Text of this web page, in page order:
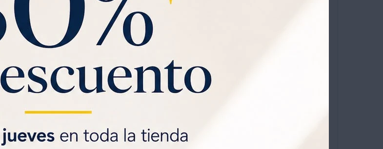
Marca: Tp-Link
Modelo: Mercusys Mc510
Tipo: Cámara Wifi
Sensor De Imagen: 1/3“
Rango De Visualización: 87° (Diagonal), 74° (Horizontal), 40° (Vertical)
Saca gratis tu Visa Universo